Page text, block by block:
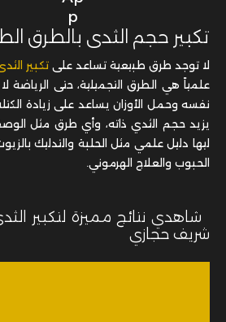
تكبير حجم الثدى بالطرق
لا توجد طرق طبيعية تساعد على تكبير
علمياً هي الطرق التجميلية، حتى الرياضة
نفسه وحمل الأوزان يساعد على زيادة
يزيد حجم الثدي ذاته، وأي طرق مثل
ليها دليل علمي مثل الحلبة والتدليك
الحبوب والعلاج الهرموني.
شاهدي نتائج مميزة لتكبير
شريف حجازي